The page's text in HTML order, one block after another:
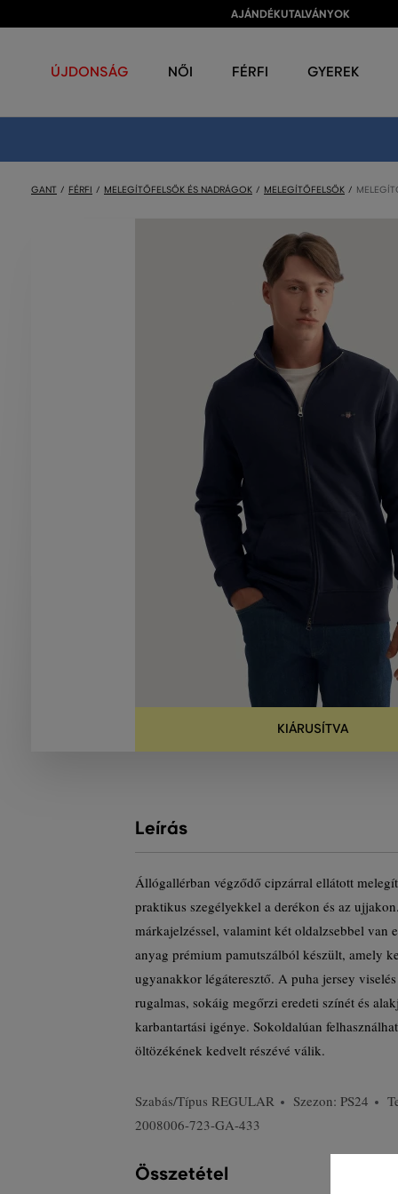
AJÁNDÉKUTALVÁNYOK
ÚJDONSÁG NŐI FÉRFI GYEREK
GANT FÉRFI MELEGÍTŐFELSŐK ÉS NADRÁGOK MELEGÍTŐFELSŐK
KIÁRUSÍTVA
Leírás
Állógallérban végződő cipzárral ellátott
praktikus szegélyekkel a derékon és az
márkajelzéssel, valamint két oldalzsebbel van
anyag prémium pamutszálból készült, amely
ugyanakkor légáteresztő. A puha jersey
rugalmas, sokáig megőrzi eredeti színét és
karbantartási igénye. Sokoldalúan
öltözékének kedvelt részévé válik.
Szabás/Típus REGULAR Szezon: PS24
2008006-723-GA-433
Összetétel